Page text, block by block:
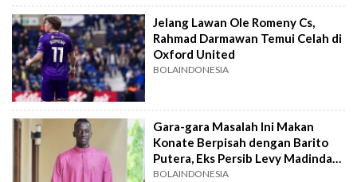
Jelang Lawan Ole Romeny Cs,
Rahmad Darmawan Temui Celah di
Oxford United
BOLAINDONESIA
Gara-gara Masalah Ini Makan
Konate Berpisah dengan Barito
Putera, Eks Persib Levy Madinda
Turut Komentar
BOLAINDONESIA